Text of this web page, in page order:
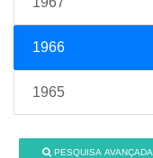
1966
1965
PESQUISA AVANÇADA